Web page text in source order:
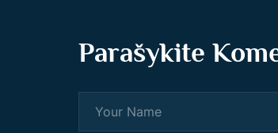
Parašykite